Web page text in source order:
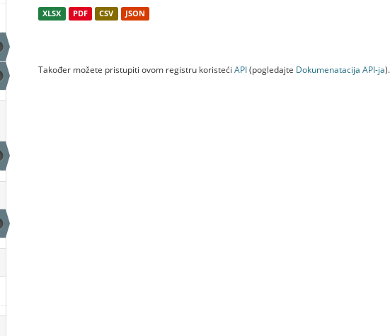
XLSX PDF CSV JSON
Također možete pristupiti ovom registru koristeći API(pogledajte Dokumenаtаcijа API-jа).